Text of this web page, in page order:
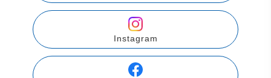
Instagram